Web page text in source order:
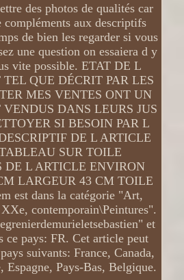
des photos de qualités car
compléments aux descriptifs
de bien les regarder si vous
une question on essaiera d y
vite possible. ETAT DE L
QUE DÉCRIT PAR LES
MES VENTES ONT UN
DANS LEURS JUS
SI BESOIN PAR L
DE L ARTICLE
SUR TOILE
DE L ARTICLE ENVIRON
LARGEUR 43 CM TOILE
est dans la catégorie "Art,
contemporain\Peintures".
et
ce pays: FR. Cet article peut
suivants: France, Canada,
Pays-Bas, Belgique.